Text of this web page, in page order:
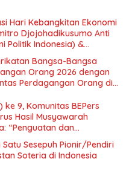
Hari Kebangkitan Ekonomi
Djojohadikusumo Anti
Politik Indonesia) &
Undang Perekonomian
dalam Menata Bangsa
Bangsa-Bangsa
Orang 2026 dengan
Perdagangan Orang di
ke 9, Komunitas BEPers
Hasil Musyawarah
“Penguatan dan
Berbasis Riset di seluruh
Sesepuh Pionir/Pendiri
Soteria di Indonesia